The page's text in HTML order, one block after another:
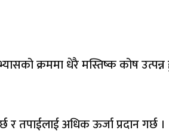
क्रममा धेरै मस्तिष्क कोष
तपाईलाई अधिक ऊर्जा प्रदान गर्छ ।